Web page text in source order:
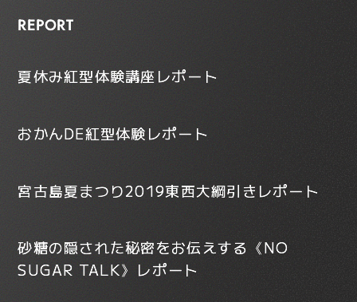
REPORT
夏休み紅型体験講座レポート
おかんDE紅型体験レポート
宮古島夏まつり2019東西大綱引きレポート
砂糖の隠された秘密をお伝えする《NO
SUGAR TALK》レポート